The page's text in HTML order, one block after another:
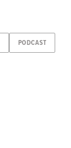
PODCAST